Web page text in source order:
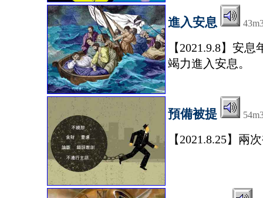
進入安息
【2021.9.8】安
竭力進入安息。
預備被提
【2021.8.25】